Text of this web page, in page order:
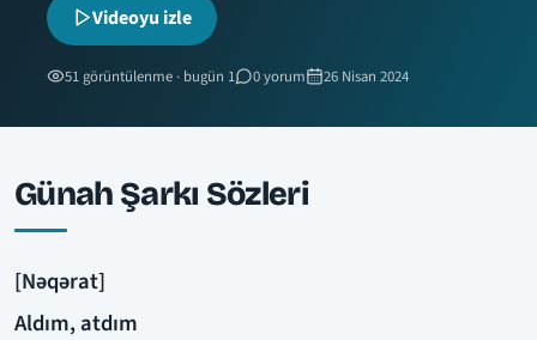
Videoyu izle
51 görüntülenme · bugün 1 0 yorum 26 Nisan 2024
Günah Şarkı Sözleri
[Nəqərat]
Aldım, atdım